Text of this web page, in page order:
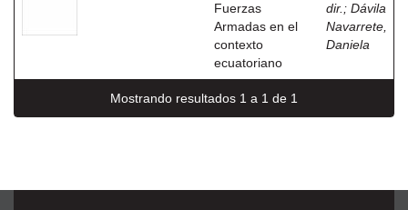
Fuerzas
Armadas en el
contexto
ecuatoriano
dir. ; Dávila
Navarrete,
Daniela
Mostrando resultados 1 a 1 de 1